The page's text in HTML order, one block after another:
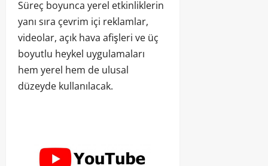
Süreç boyunca yerel etkinliklerin
yanı sıra çevrim içi reklamlar,
videolar, açık hava afişleri ve üç
boyutlu heykel uygulamaları
hem yerel hem de ulusal
düzeyde kullanılacak.